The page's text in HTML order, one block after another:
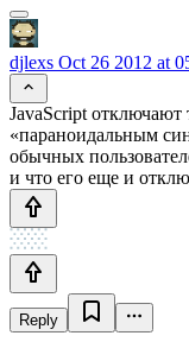
djlexs Oct 26 2012 at
JavaScript
«параноидальным
обычных
и что его еще и
Reply